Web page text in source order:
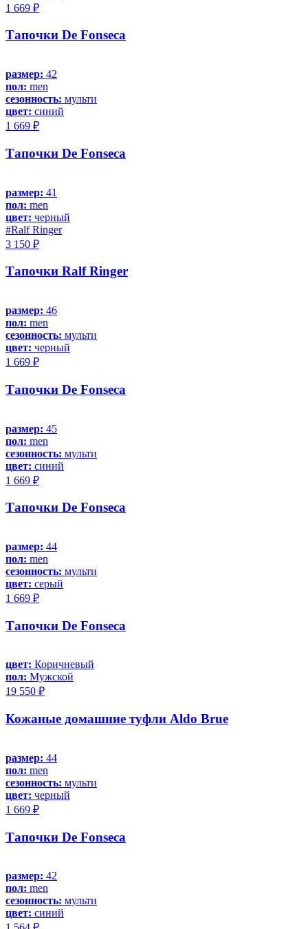
1 669 ₽
Тапочки De Fonseca
размер: 42
пол: men
сезонность: мульти
цвет: синий
1 669 ₽
Тапочки De Fonseca
размер: 41
пол: men
цвет: черный
#Ralf Ringer
3 150 ₽
Тапочки Ralf Ringer
размер: 46
пол: men
сезонность: мульти
цвет: черный
1 669 ₽
Тапочки De Fonseca
размер: 45
пол: men
сезонность: мульти
цвет: синий
1 669 ₽
Тапочки De Fonseca
размер: 44
пол: men
сезонность: мульти
цвет: серый
1 669 ₽
Тапочки De Fonseca
цвет: Коричневый
пол: Мужской
19 550 ₽
Кожаные домашние туфли Aldo Brue
размер: 44
пол: men
сезонность: мульти
цвет: черный
1 669 ₽
Тапочки De Fonseca
размер: 42
пол: men
сезонность: мульти
цвет: синий